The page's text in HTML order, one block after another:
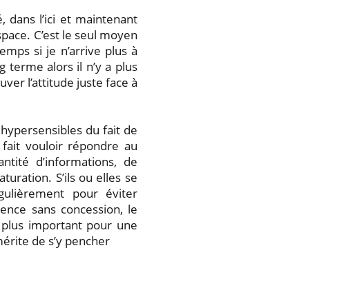
dans l’ici et maintenant
C’est le seul moyen
si je n’arrive plus à
terme alors il n’y a plus
l’attitude juste face à
du fait de
vouloir répondre au
d’informations, de
S’ils ou elles se
pour éviter
sans concession, le
important pour une
de s’y pencher